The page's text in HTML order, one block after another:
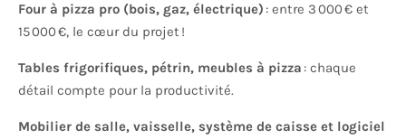
Four à pizza pro (bois, gaz, électrique) : entre 3 000 € et
15 000 €, le cœur du projet !
Tables frigorifiques, pétrin, meubles à pizza : chaque
détail compte pour la productivité.
Mobilier de salle, vaisselle, système de caisse et logiciel